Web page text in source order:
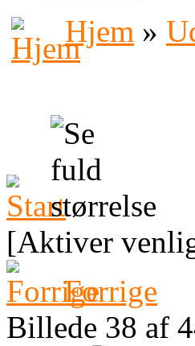
Hjem »
[Aktiver
Forrige
Billede 38 af